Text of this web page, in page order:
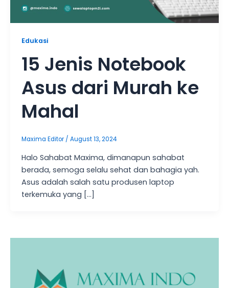
Edukasi
15 Jenis Notebook
Asus dari Murah ke
Mahal
Maxima Editor / August 13, 2024
Halo Sahabat Maxima, dimanapun sahabat
berada, semoga selalu sehat dan bahagia yah.
Asus adalah salah satu produsen laptop
terkemuka yang […]